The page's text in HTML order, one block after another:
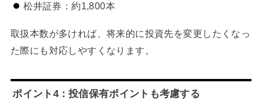
松井証券：約1,800本
取扱本数が多ければ、将来的に投資先を変更したくなっ
た際にも対応しやすくなります。
ポイント4：投信保有ポイントも考慮する